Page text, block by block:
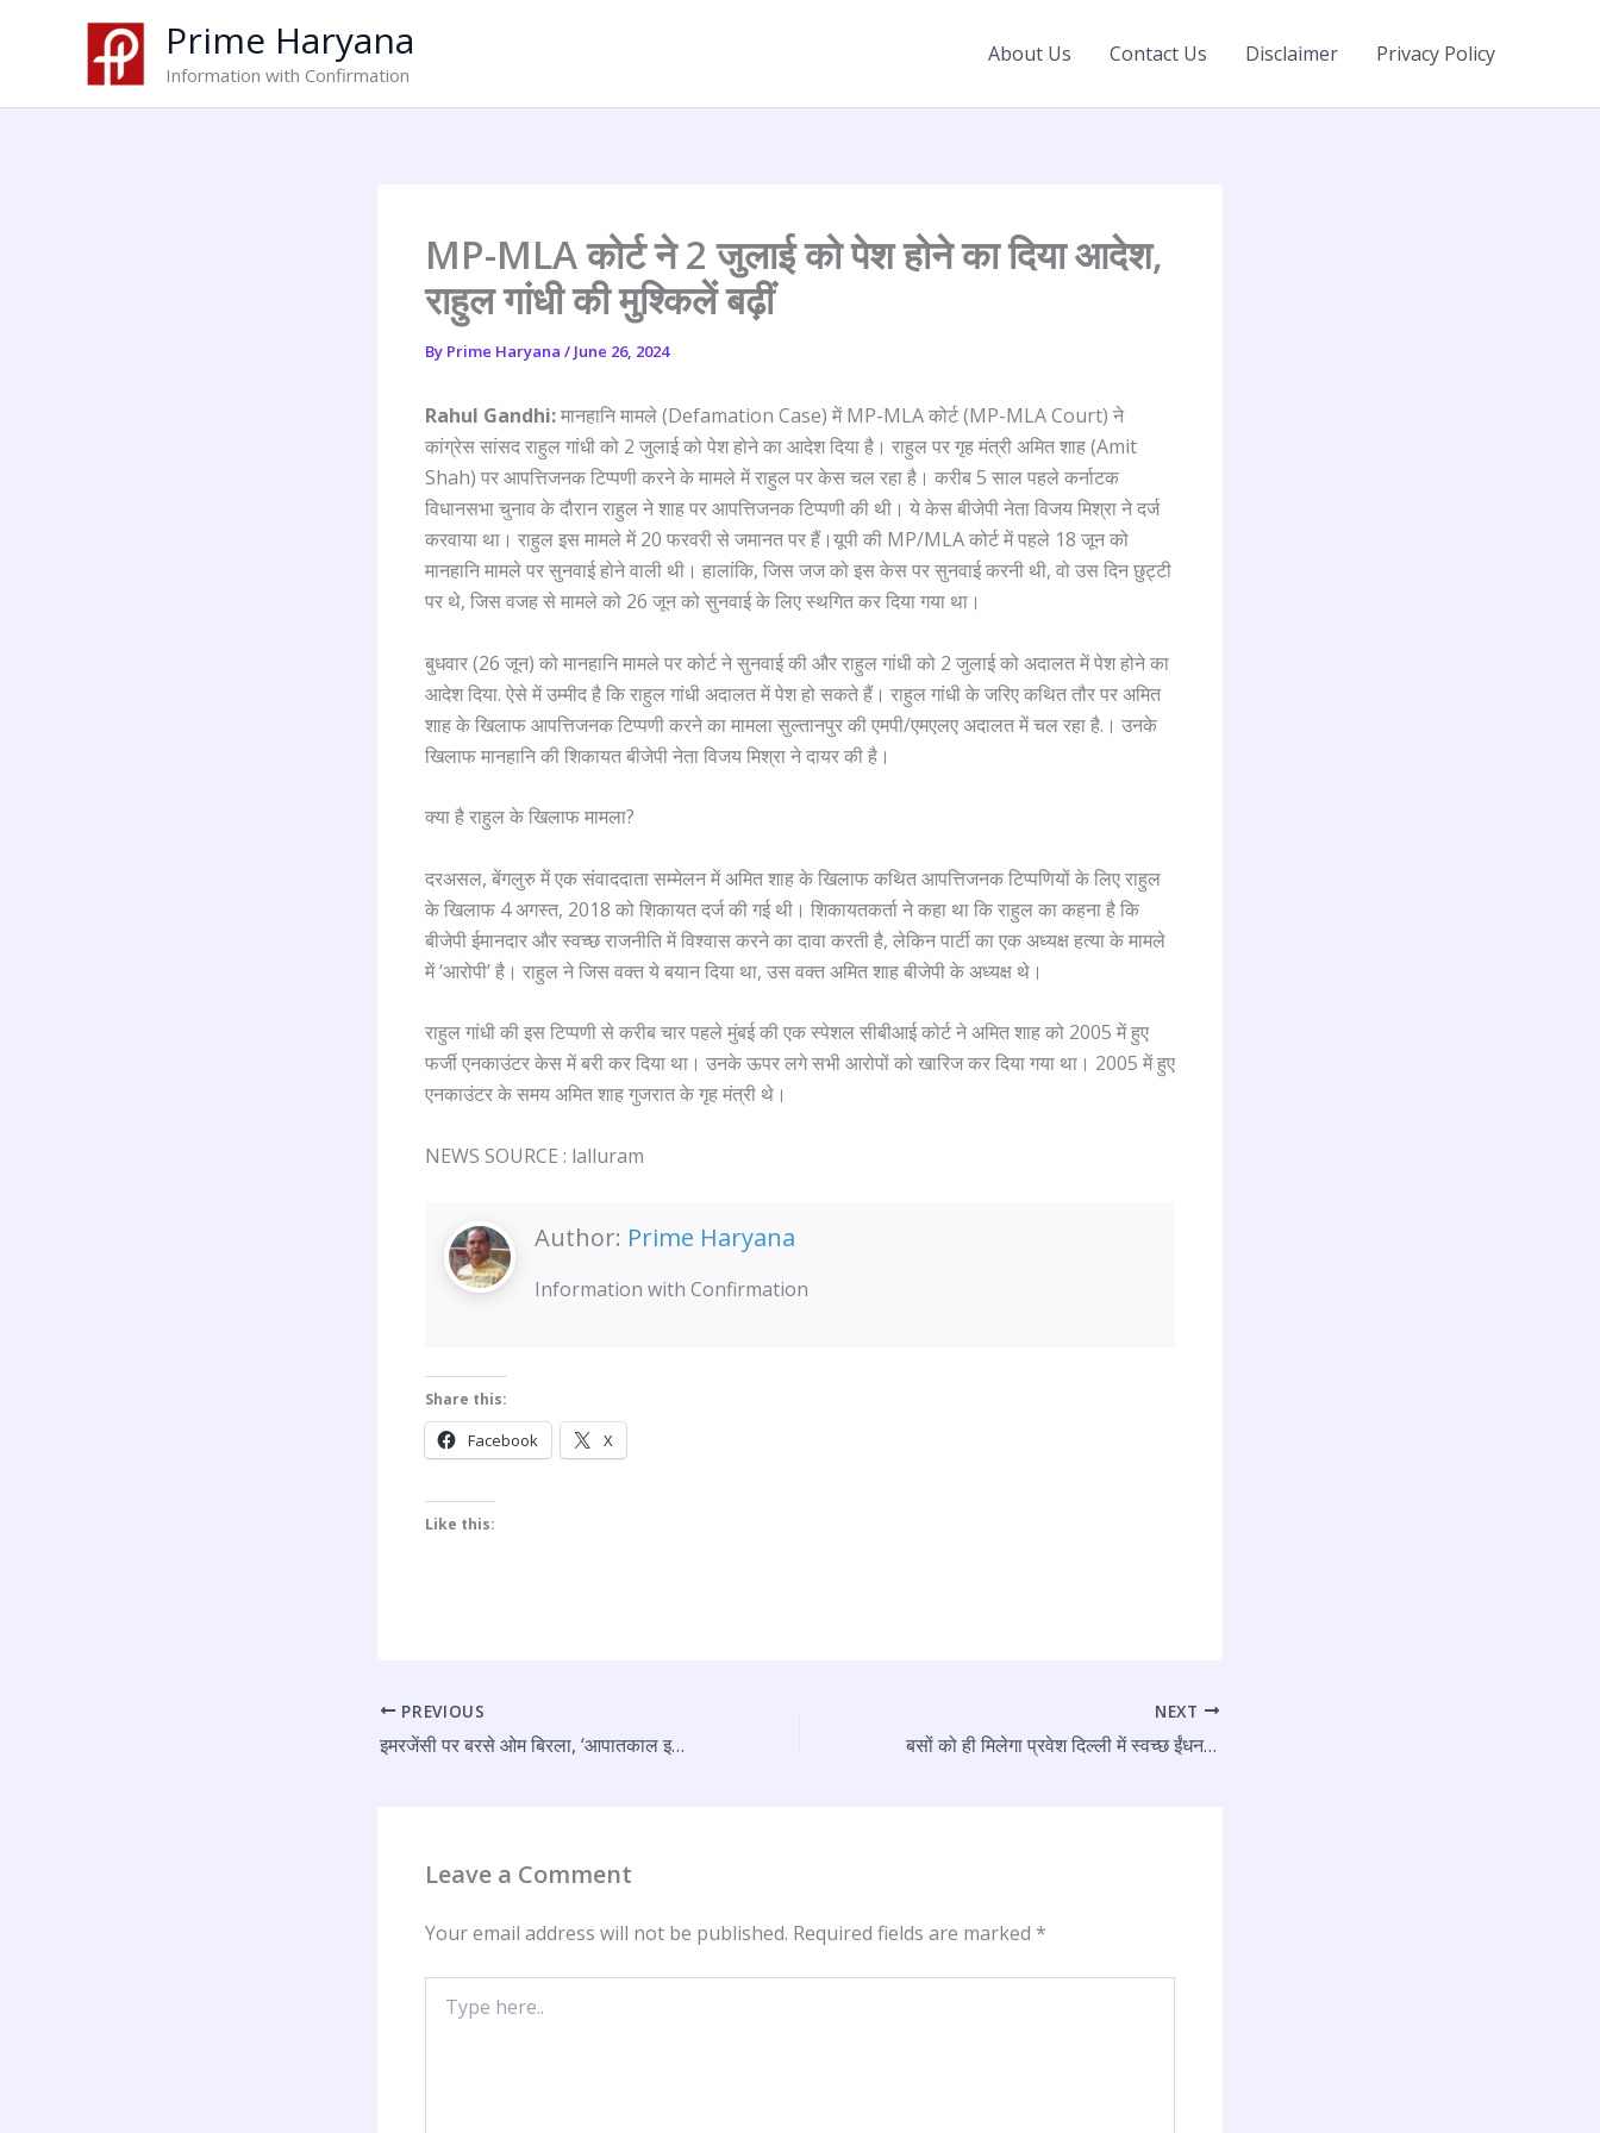
Prime Haryana
Information with Confirmation
About Us Contact Us Disclaimer Privacy Policy
MP-MLA कोर्ट ने 2 जुलाई को पेश होने का दिया आदेश,
राहुल गांधी की मुश्किलें बढ़ीं
By Prime Haryana / June 26, 2024
Rahul Gandhi:मानहानि मामले (Defamation Case) में MP-MLA कोर्ट (MP-MLA Court) ने
कांग्रेस सांसद राहुल गांधी को 2 जुलाई को पेश होने का आदेश दिया है। राहुल पर गृह मंत्री अमित शाह (Amit
Shah) पर आपत्तिजनक टिप्पणी करने के मामले में राहुल पर केस चल रहा है। करीब 5 साल पहले कर्नाटक
विधानसभा चुनाव के दौरान राहुल ने शाह पर आपत्तिजनक टिप्पणी की थी। ये केस बीजेपी नेता विजय मिश्रा ने दर्ज
करवाया था। राहुल इस मामले में 20 फरवरी से जमानत पर हैं।यूपी की MP/MLA कोर्ट में पहले 18 जून को
मानहानि मामले पर सुनवाई होने वाली थी। हालांकि, जिस जज को इस केस पर सुनवाई करनी थी, वो उस दिन छुट्टी
पर थे, जिस वजह से मामले को 26 जून को सुनवाई के लिए स्थगित कर दिया गया था।
बुधवार (26 जून) को मानहानि मामले पर कोर्ट ने सुनवाई की और राहुल गांधी को 2 जुलाई को अदालत में पेश होने का
आदेश दिया. ऐसे में उम्मीद है कि राहुल गांधी अदालत में पेश हो सकते हैं। राहुल गांधी के जरिए कथित तौर पर अमित
शाह के खिलाफ आपत्तिजनक टिप्पणी करने का मामला सुल्तानपुर की एमपी/एमएलए अदालत में चल रहा है.। उनके
खिलाफ मानहानि की शिकायत बीजेपी नेता विजय मिश्रा ने दायर की है।
क्या है राहुल के खिलाफ मामला?
दरअसल, बेंगलुरु में एक संवाददाता सम्मेलन में अमित शाह के खिलाफ कथित आपत्तिजनक टिप्पणियों के लिए राहुल
के खिलाफ 4 अगस्त, 2018 को शिकायत दर्ज की गई थी। शिकायतकर्ता ने कहा था कि राहुल का कहना है कि
बीजेपी ईमानदार और स्वच्छ राजनीति में विश्वास करने का दावा करती है, लेकिन पार्टी का एक अध्यक्ष हत्या के मामले
में ‘आरोपी’ है। राहुल ने जिस वक्त ये बयान दिया था, उस वक्त अमित शाह बीजेपी के अध्यक्ष थे।
राहुल गांधी की इस टिप्पणी से करीब चार पहले मुंबई की एक स्पेशल सीबीआई कोर्ट ने अमित शाह को 2005 में हुए
फर्जी एनकाउंटर केस में बरी कर दिया था। उनके ऊपर लगे सभी आरोपों को खारिज कर दिया गया था। 2005 में हुए
एनकाउंटर के समय अमित शाह गुजरात के गृह मंत्री थे।
NEWS SOURCE : lalluram
Author: Prime Haryana
Information with Confirmation
Share this:
Facebook X
Like this:
PREVIOUS
इमरजेंसी पर बरसे ओम बिरला, ‘आपातकाल इतिहास का काला धब्बा, कांग्रेस ने संविधान की भावना को कुचला’
NEXT
बसों को ही मिलेगा प्रवेश दिल्ली में स्वच्छ ईंधन वाली
Leave a Comment
Your email address will not be published. Required fields are marked *
here..